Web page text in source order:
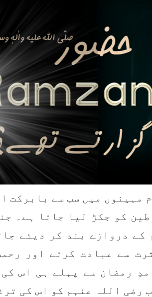
مہینوں میں سب سے بابرکت
کو جکڑ لیا جاتا ہے۔
کے دروازے بند کر دیئے
سے عبادت کرتے اور
رمضان سے پہلے ہی اس
رضی اللہ عنہم کو اس کی